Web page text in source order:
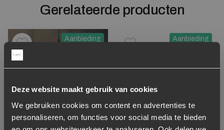
Deze website maakt gebruik van cookies
We gebruiken cookies om content en advertenties te
personaliseren, om functies voor social media te bieden
Gerelateerde producten
Aanbieding Aanbieding
Toevoegen aan
Verwijderen van verlanglijst